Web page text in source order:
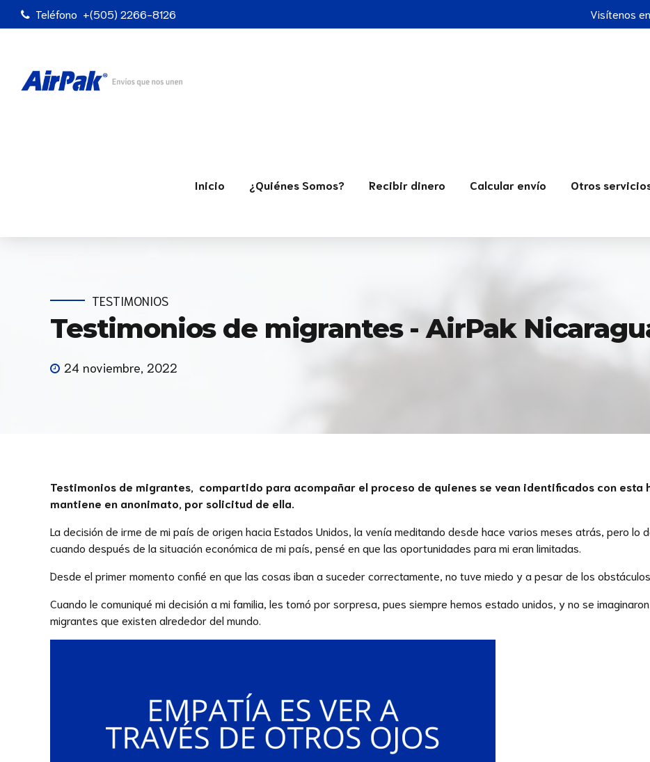
Teléfono +(505) 2266-8126 Visítenos
Inicio ¿Quiénes Somos? Recibir dinero Calcular envío Otros
TESTIMONIOS
Testimonios de migrantes - AirPak
24 noviembre, 2022
Testimonios de migrantes, compartido para acompañar el proceso de quienes se vean identificados con esta
mantiene en anonimato, por solicitud de ella.
La decisión de irme de mi país de origen hacia Estados Unidos, la venía meditando desde hace varios meses atrás, pero lo
cuando después de la situación económica de mi país, pensé en que las oportunidades para mi eran limitadas.
Desde el primer momento confié en que las cosas iban a suceder correctamente, no tuve miedo y a pesar de los
Cuando le comuniqué mi decisión a mi familia, les tomó por sorpresa, pues siempre hemos estado unidos, y no se
migrantes que existen alrededor del mundo.